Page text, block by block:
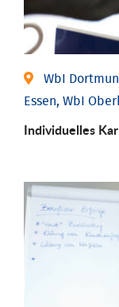
WbI
Essen, WbI
Individu­elles